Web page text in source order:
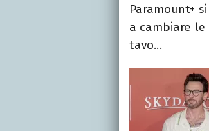
Paramount+
a cambiare
tavo...